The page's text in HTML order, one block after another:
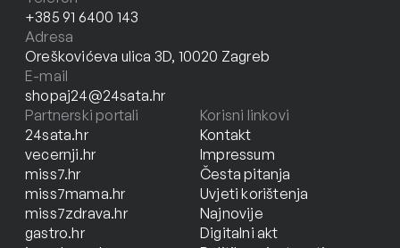
+385 91 6400 143
Adresa
Oreškovićeva ulica 3D, 10020 Zagreb
E-mail
shopaj24@24sata.hr
Partnerski portali
24sata.hr
vecernji.hr
miss7.hr
miss7mama.hr
miss7zdrava.hr
gastro.hr
Korisni linkovi
Kontakt
Impressum
Česta pitanja
Uvjeti korištenja
Najnovije
Digitalni akt